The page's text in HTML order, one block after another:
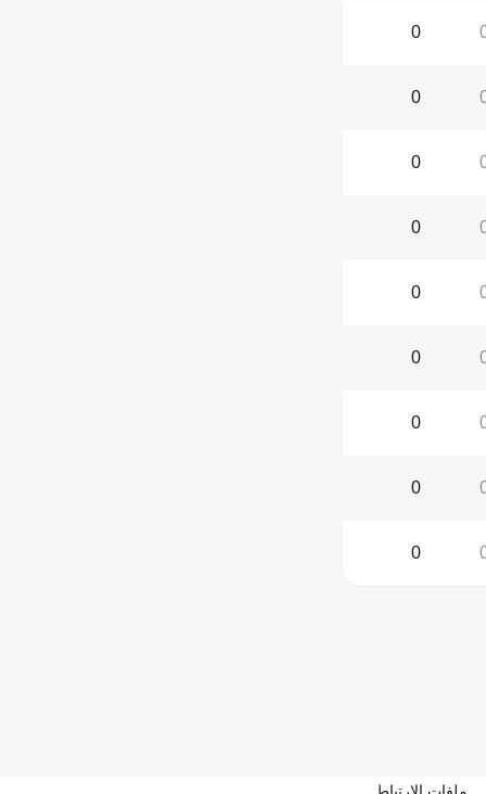
0
0
0
0
0
0
0
0
0
ملفات الارتباط